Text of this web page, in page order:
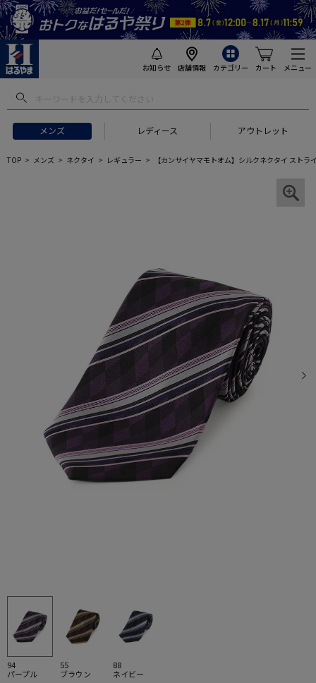
お知らせ 店舗情報 カテゴリー カート メニュー
メンズ レディース アウトレット
TOP メンズ ネクタイ レギュラー 【カンサイヤマモトオム】シルクネクタイ ストラ
94
パープル
55
ブラウン
88
ネイビー